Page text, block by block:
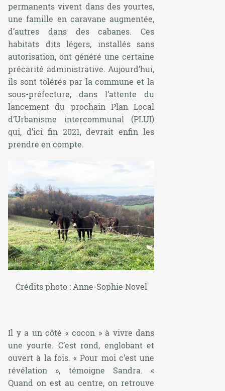
permanents vivent dans des yourtes,
une famille en caravane augmentée,
d’autres dans des cabanes. Ces
habitats dits légers, installés sans
autorisation, ont généré une certaine
précarité administrative. Aujourd’hui,
ils sont tolérés par la commune et la
sous-préfecture, dans l’attente du
lancement du prochain Plan Local
d’Urbanisme intercommunal (PLUI)
qui, d’ici fin 2021, devrait enfin les
prendre en compte.
Crédits photo : Anne-Sophie Novel
Il y a un côté « cocon » à vivre dans
une yourte. C’est rond, englobant et
ouvert à la fois. « Pour moi c’est une
révélation », témoigne Sandra. «
Quand on est au centre, on retrouve